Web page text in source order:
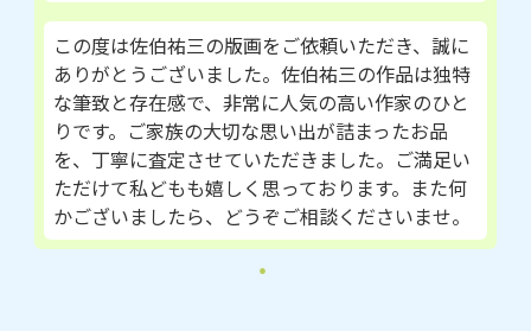
この度は佐伯祐三の版画をご依頼いただき、誠に
ありがとうございました。佐伯祐三の作品は独特
な筆致と存在感で、非常に人気の高い作家のひと
りです。ご家族の大切な思い出が詰まったお品
を、丁寧に査定させていただきました。ご満足い
ただけて私どもも嬉しく思っております。また何
かございましたら、どうぞご相談くださいませ。